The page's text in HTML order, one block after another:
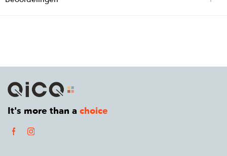
It's more than a choice